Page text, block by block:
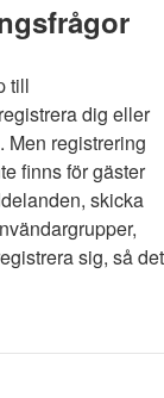
till
dig eller
Men registrering
finns för gäster
skicka
sig, så det